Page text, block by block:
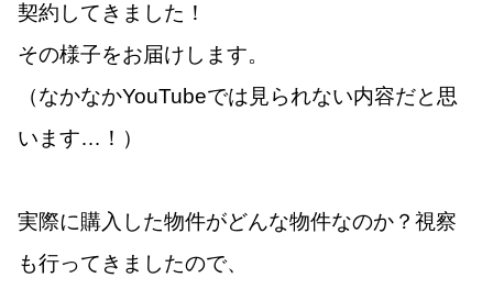
契約してきました！
その様子をお届けします。
（なかなかYouTubeでは見られない内容だと思
います…！）
実際に購入した物件がどんな物件なのか？視察
も行ってきましたので、